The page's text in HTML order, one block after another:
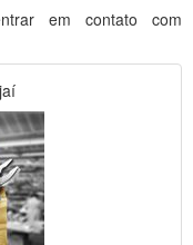
em contato com